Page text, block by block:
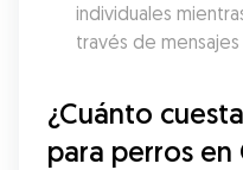
individuales
través de
¿Cuánto
para perros en